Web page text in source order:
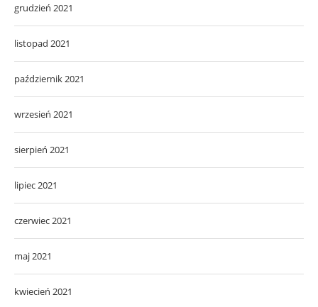
grudzień 2021
listopad 2021
październik 2021
wrzesień 2021
sierpień 2021
lipiec 2021
czerwiec 2021
maj 2021
kwiecień 2021